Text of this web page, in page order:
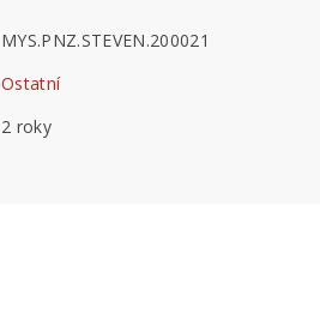
MYS.PNZ.STEVEN.200021
Ostatní
2 roky